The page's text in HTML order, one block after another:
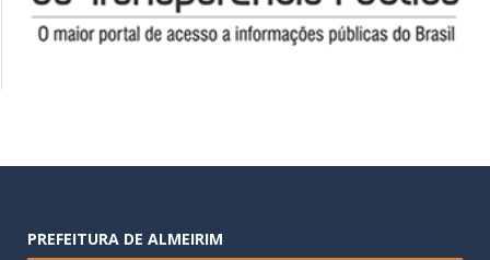
PREFEITURA DE ALMEIRIM